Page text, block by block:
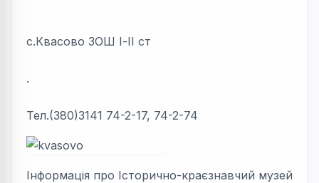
с.Квасово ЗОШ І-ІІ ст
.
Тел.(380)3141 74-2-17, 74-2-74
Інформація про Історично-краєзнавчий музей